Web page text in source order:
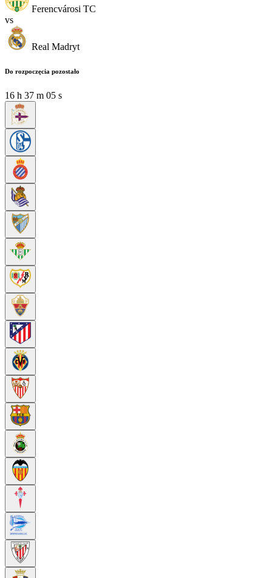
Ferencvárosi TC
vs
Real Madryt
Do rozpoczęcia pozostało
16 h 37 m 04 s